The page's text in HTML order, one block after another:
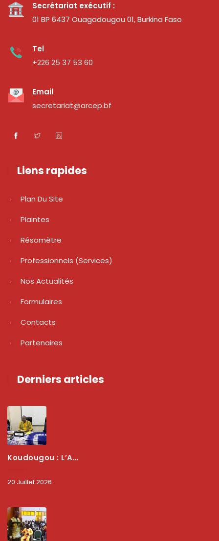
Secrétariat exécutif :
01 BP 6437 Ouagadougou 01, Burkina Faso
Tel
+226 25 37 53 60
Email
secretariat@arcep.bf
Liens rapides
Plan Du Site
Plaintes
Résomètre
Professionnels (services)
Nos Actualités
Formulaires
Contacts
Partenaires
Derniers articles
Koudougou : L’ARCEP Renforce Le Dialogue Avec Les Associations De Consommateurs Pour Mieux Protéger Les Usagers
20 Juillet 2026